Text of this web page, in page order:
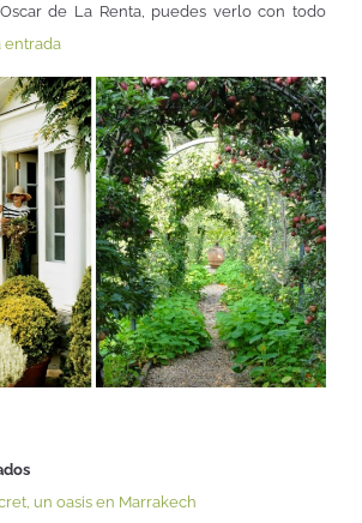
de La Renta, puedes verlo con todo
entrada
un oasis en Marrakech